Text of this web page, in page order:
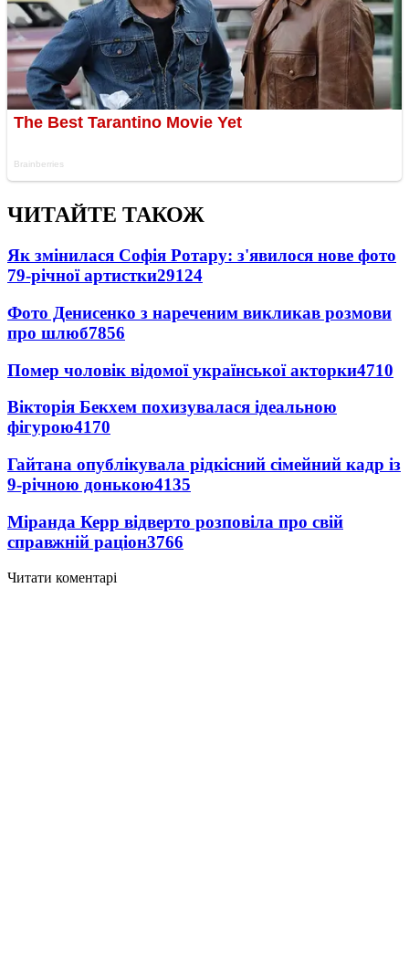
ЧИТАЙТЕ ТАКОЖ
Як змінилася Софія Ротару: з'явилося нове фото
79-річної артистки29124
Фото Денисенко з нареченим викликав розмови
про шлюб7856
Помер чоловік відомої української акторки4710
Вікторія Бекхем похизувалася ідеальною
фігурою4170
Гайтана опублікувала рідкісний сімейний кадр із
9-річною донькою4135
Міранда Керр відверто розповіла про свій
справжній раціон3766
Читати коментарі